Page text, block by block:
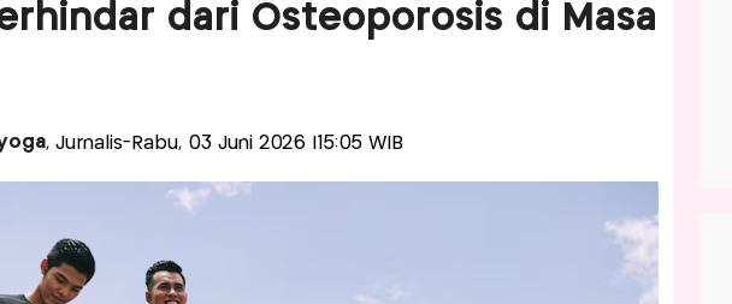
dari Osteoporosis di Masa
, Jurnalis-Rabu, 03 Juni 2026 |15:05 WIB